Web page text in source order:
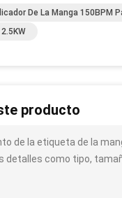
De La Manga 150BPM
producto
de la etiqueta de la
detalles como tipo,